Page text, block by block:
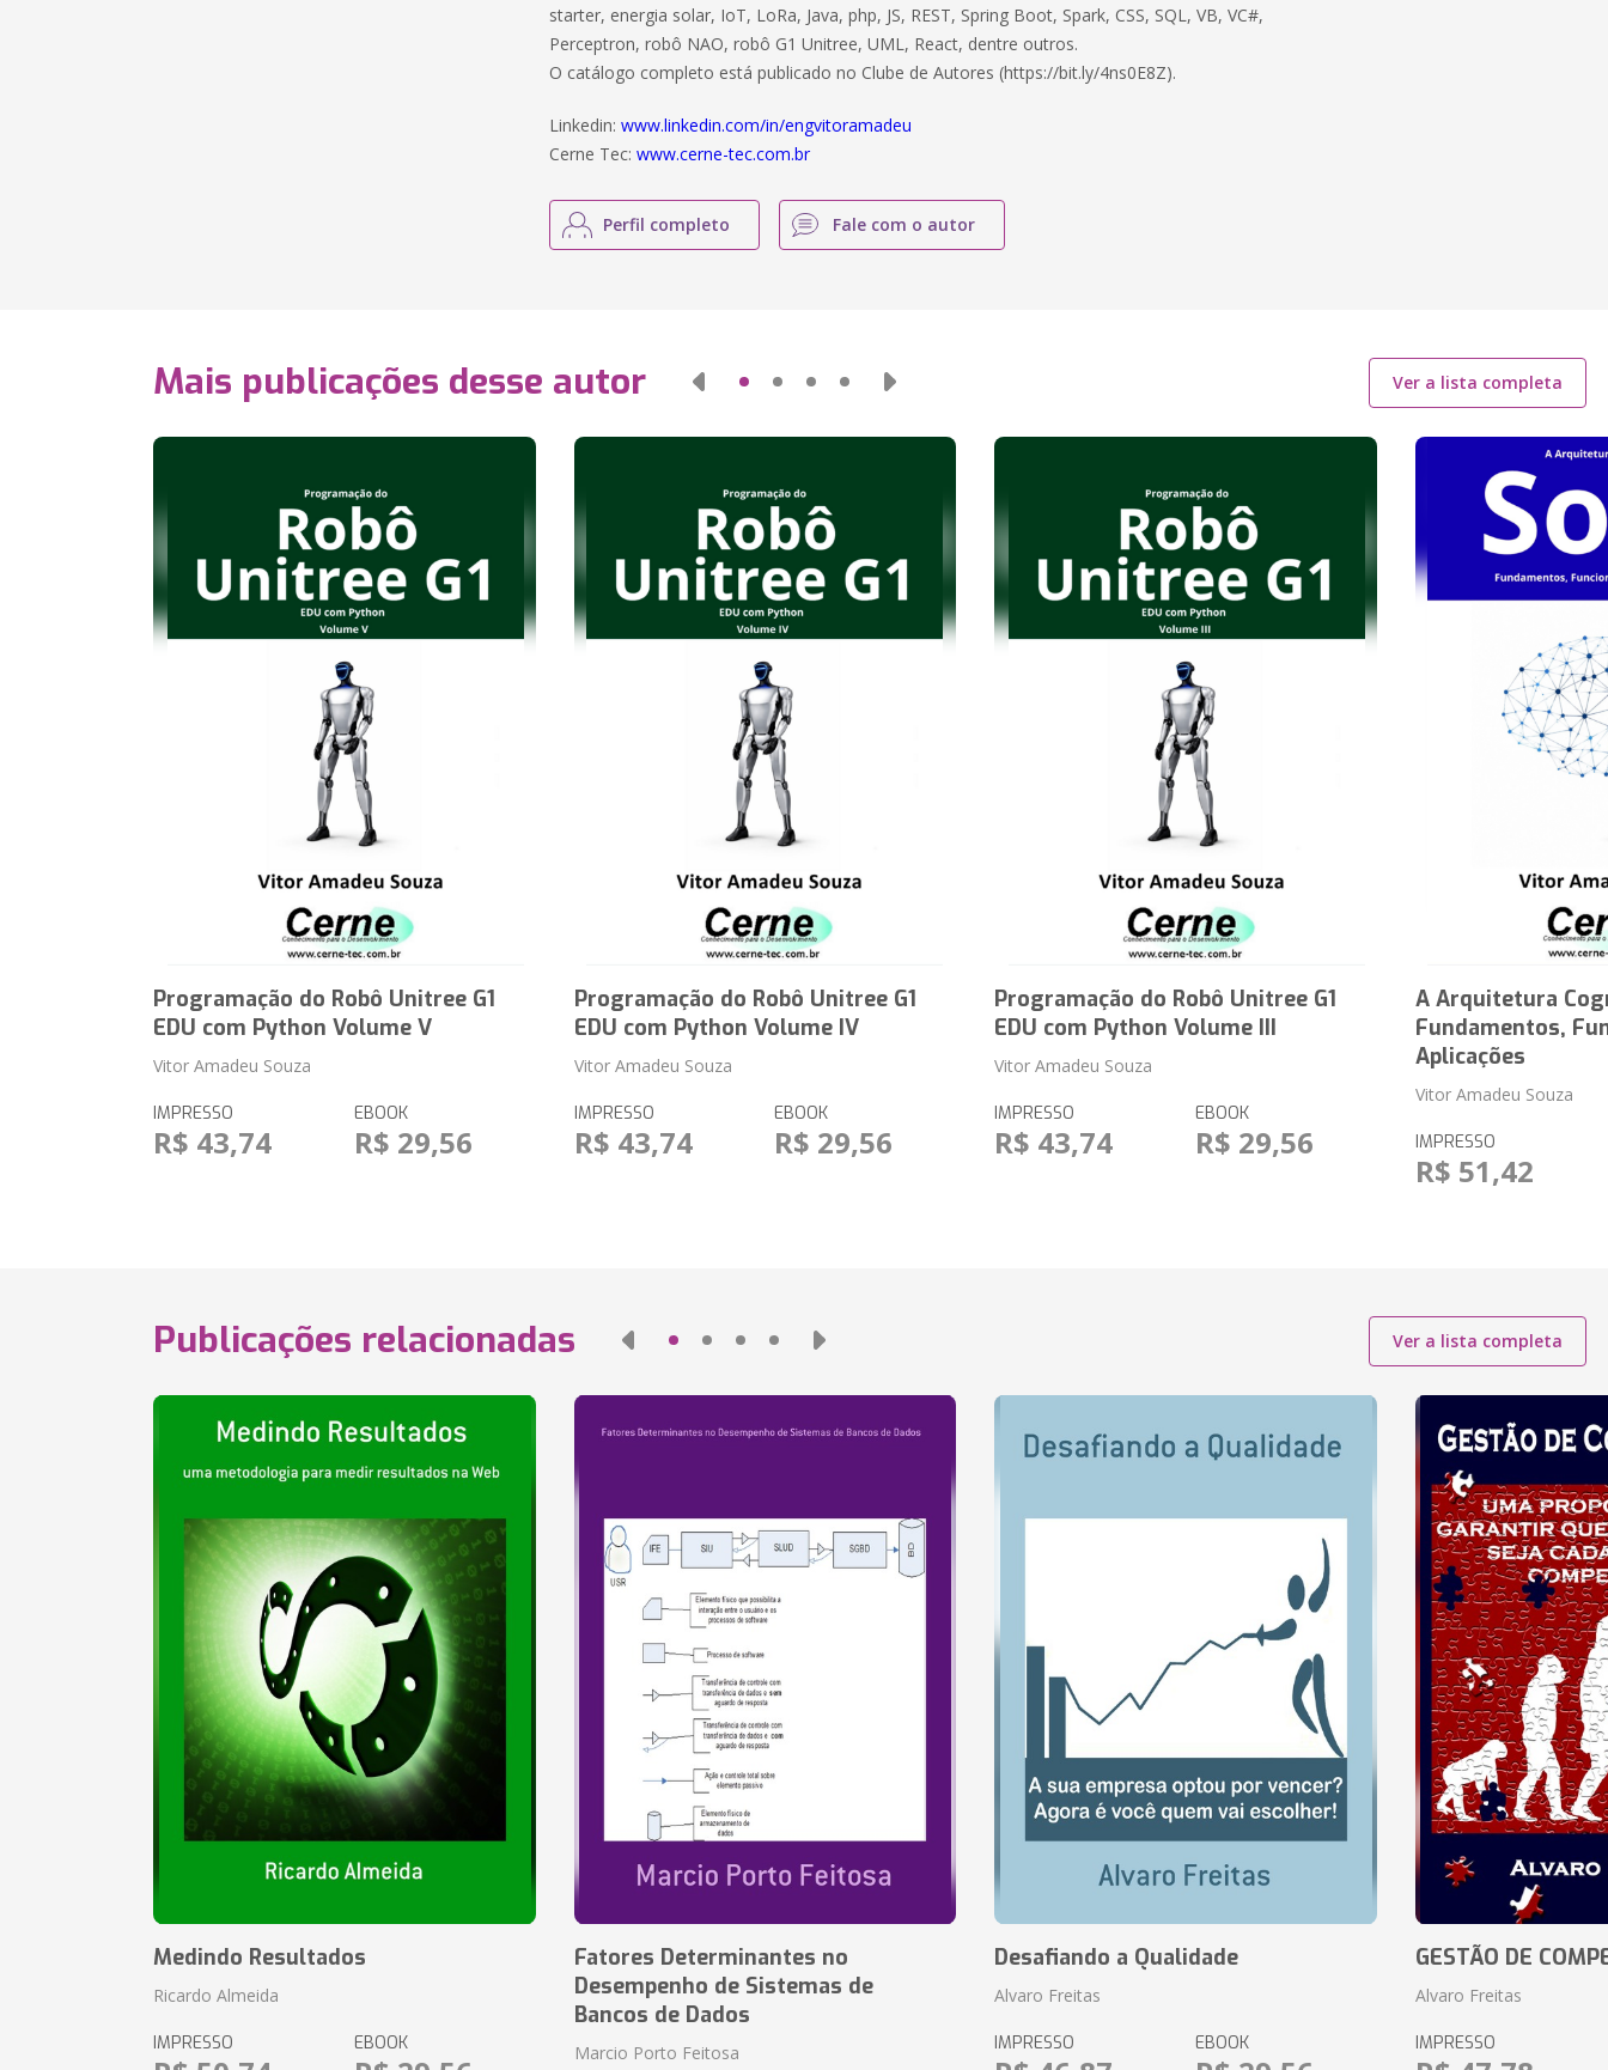
starter, energia solar, IoT, LoRa, Java, php, JS, REST, Spring Boot, Spark, CSS, SQL, VB, VC#,
Perceptron, robô NAO, robô G1 Unitree, UML, React, dentre outros.
O catálogo completo está publicado no Clube de Autores (https://bit.ly/4ns0E8Z).
Linkedin:www.linkedin.com/in/engvitoramadeu
Cerne Tec:www.cerne-tec.com.br
Perfil completo Fale com o autor
Mais publicações desse autor Ver a lista completa
Programação do Robô Unitree G1
EDU com Python Volume V
Vitor Amadeu Souza
IMPRESSO
R$ 43,74
EBOOK
R$ 29,56
Programação do Robô Unitree G1
EDU com Python Volume IV
Vitor Amadeu Souza
IMPRESSO
R$ 43,74
EBOOK
R$ 29,56
Programação do Robô Unitree G1
EDU com Python Volume III
Vitor Amadeu Souza
IMPRESSO
R$ 43,74
EBOOK
R$ 29,56
A Arquitetura
Fundamentos,
Aplicações
Vitor Amadeu Souza
IMPRESSO
R$ 51,42
Publicações relacionadas Ver a lista completa
Medindo Resultados
Ricardo Almeida
IMPRESSO EBOOK
Fatores Determinantes no
Desempenho de Sistemas de
Bancos de Dados
Marcio Porto Feitosa
Desafiando a Qualidade
Alvaro Freitas
IMPRESSO EBOOK
GESTÃO DE
Alvaro Freitas
IMPRESSO